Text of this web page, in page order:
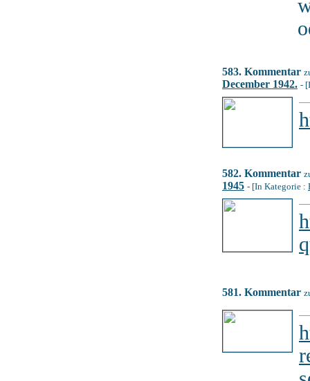
583. Kommentar
December 1942. -
582. Kommentar
1945 - [In Kategorie :
581. Kommentar